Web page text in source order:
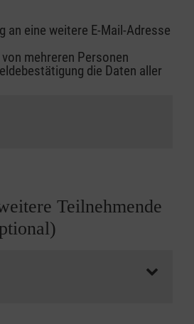
an eine weitere E-Mail-Adresse
mehreren Personen
die Daten aller
Teilnehmende